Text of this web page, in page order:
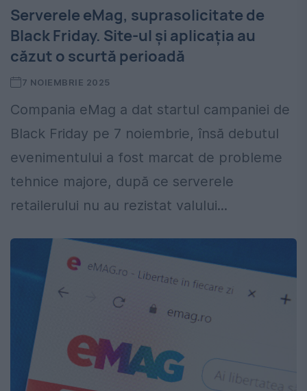
Serverele eMag, suprasolicitate de
Black Friday. Site-ul și aplicația au
căzut o scurtă perioadă
7 NOIEMBRIE 2025
Compania eMag a dat startul campaniei de
Black Friday pe 7 noiembrie, însă debutul
evenimentului a fost marcat de probleme
tehnice majore, după ce serverele
retailerului nu au rezistat valului...